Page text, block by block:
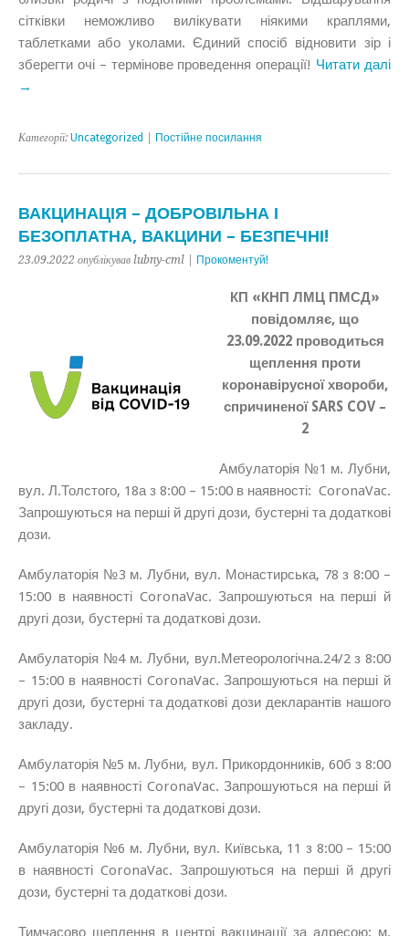
сітківки неможливо вилікувати ніякими краплями,
таблетками або уколами. Єдиний спосіб відновити зір і
зберегти очі – термінове проведення операції! Читати далі
→
Категорії: Uncategorized Постійне посилання
ВАКЦИНАЦІЯ – ДОБРОВІЛЬНА І
БЕЗОПЛАТНА, ВАКЦИНИ – БЕЗПЕЧНІ!
23.09.2022 опублікував lubny-cml | Прокоментуй!
КП «КНП ЛМЦ ПМСД»
повідомляє, що
23.09.2022 проводиться
щеплення проти
коронавірусної хвороби,
спричиненої SARS COV –
2
Амбулаторія №1 м. Лубни,
вул. Л.Толстого, 18а з 8:00 – 15:00 в наявності: CoronaVac.
Запрошуються на перші й другі дози, бустерні та додаткові
дози.
Амбулаторія №3 м. Лубни, вул. Монастирська, 78 з 8:00 –
15:00 в наявності CoronaVac. Запрошуються на перші й
другі дози, бустерні та додаткові дози.
Амбулаторія №4 м. Лубни, вул.Метеорологічна.24/2 з 8:00
– 15:00 в наявності CoronaVac. Запрошуються на перші й
другі дози, бустерні та додаткові дози декларантів нашого
закладу.
Амбулаторія №5 м. Лубни, вул. Прикордонників, 60б з 8:00
– 15:00 в наявності CoronaVac. Запрошуються на перші й
другі дози, бустерні та додаткові дози.
Амбулаторія №6 м. Лубни, вул. Київська, 11 з 8:00 – 15:00
в наявності CoronaVac. Запрошуються на перші й другі
дози, бустерні та додаткові дози.
Тимчасово щеплення в центрі вакцинації за адресою: м.